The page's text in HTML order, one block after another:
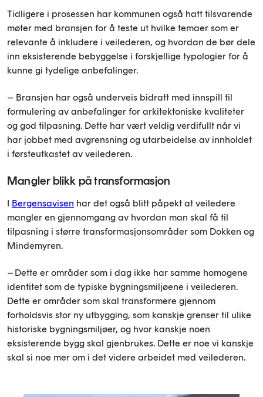
Tidligere i prosessen har kommunen også hatt tilsvarende
møter med bransjen for å teste ut hvilke temaer som er
relevante å inkludere i veilederen, og hvordan de bør dele
inn eksisterende bebyggelse i forskjellige typologier for å
kunne gi tydelige anbefalinger.
– Bransjen har også underveis bidratt med innspill til
formulering av anbefalinger for arkitektoniske kvaliteter
og god tilpasning. Dette har vært veldig verdifullt når vi
har jobbet med avgrensning og utarbeidelse av innholdet
i førsteutkastet av veilederen.
Mangler blikk på transformasjon
I Bergensavisen har det også blitt påpekt at veiledere
mangler en gjennomgang av hvordan man skal få til
tilpasning i større transformasjonsområder som Dokken og
Mindemyren.
– Dette er områder som i dag ikke har samme homogene
identitet som de typiske bygningsmiljøene i veilederen.
Dette er områder som skal transformere gjennom
forholdsvis stor ny utbygging, som kanskje grenser til ulike
historiske bygningsmiljøer, og hvor kanskje noen
eksisterende bygg skal gjenbrukes. Dette er noe vi kanskje
skal si noe mer om i det videre arbeidet med veilederen.